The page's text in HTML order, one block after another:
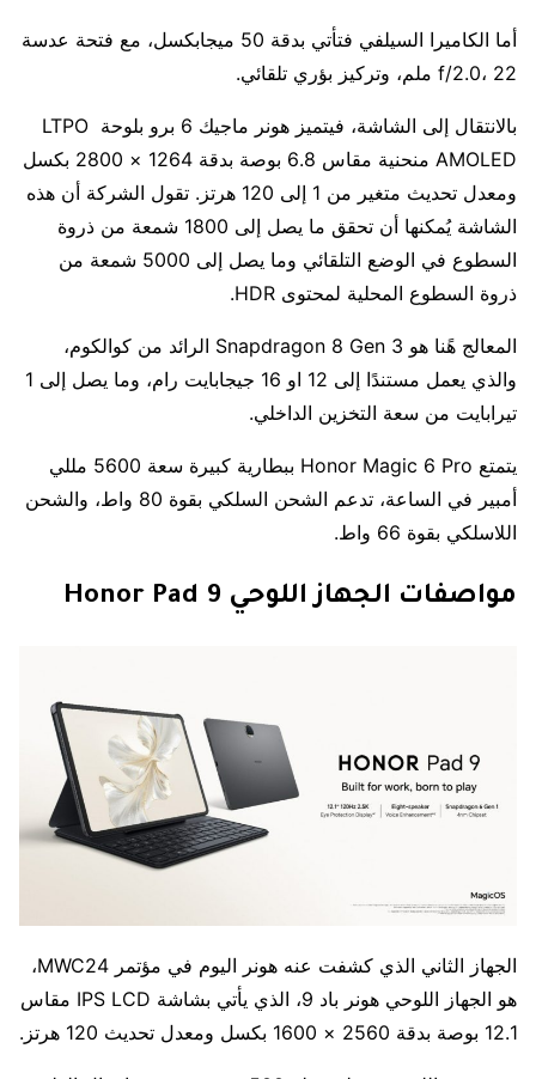
أما الكاميرا السيلفي فتأتي بدقة 50 ميجابكسل، مع فتحة عدسة
f/2.0، 22 ملم، وتركيز بؤري تلقائي.
بالانتقال إلى الشاشة، فيتميز هونر ماجيك 6 برو بلوحة LTPO
AMOLED منحنية مقاس 6.8 بوصة بدقة 1264 × 2800 بكسل
ومعدل تحديث متغير من 1 إلى 120 هرتز. تقول الشركة أن هذه
الشاشة يُمكنها أن تحقق ما يصل إلى 1800 شمعة من ذروة
السطوع في الوضع التلقائي وما يصل إلى 5000 شمعة من
ذروة السطوع المحلية لمحتوى HDR.
المعالج هًنا هو Snapdragon 8 Gen 3 الرائد من كوالكوم،
والذي يعمل مستندًا إلى 12 او 16 جيجابايت رام، وما يصل إلى 1
تيرابايت من سعة التخزين الداخلي.
يتمتع Honor Magic 6 Pro ببطارية كبيرة سعة 5600 مللي
أمبير في الساعة، تدعم الشحن السلكي بقوة 80 واط، والشحن
اللاسلكي بقوة 66 واط.
مواصفات الجهاز اللوحي Honor Pad 9
الجهاز الثاني الذي كشفت عنه هونر اليوم في مؤتمر MWC24،
هو الجهاز اللوحي هونر باد 9، الذي يأتي بشاشة IPS LCD مقاس
12.1 بوصة بدقة 2560 × 1600 بكسل ومعدل تحديث 120 هرتز.